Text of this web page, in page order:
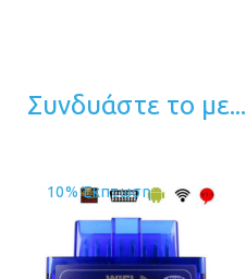
Συνδυάστε το με...
10% Έκπτωση